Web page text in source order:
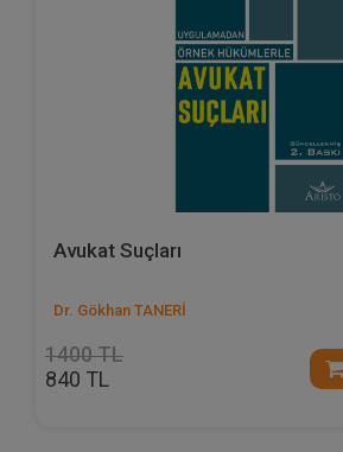
Avukat Suçları
Dr. Gökhan TANERİ
1400 TL
840 TL